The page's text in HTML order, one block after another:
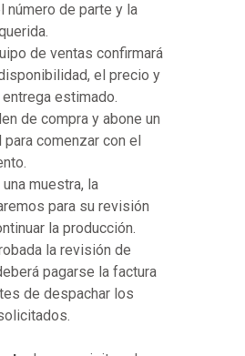
número de parte y la
de ventas confirmará
el precio y
estimado.
de compra y abone un
comenzar con el
muestra, la
para su revisión
la producción.
la revisión de
pagarse la factura
de despachar los